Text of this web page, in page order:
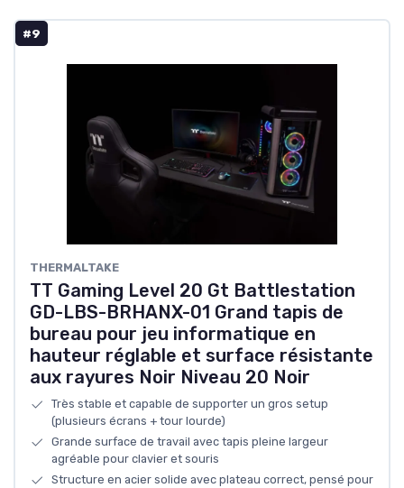
#9
THERMALTAKE
TT Gaming Level 20 Gt Battlestation
GD-LBS-BRHANX-01 Grand tapis de
bureau pour jeu informatique en
hauteur réglable et surface résistante
aux rayures Noir Niveau 20 Noir
Très stable et capable de supporter un gros setup
(plusieurs écrans + tour lourde)
Grande surface de travail avec tapis pleine largeur
agréable pour clavier et souris
Structure en acier solide avec plateau correct, pensé pour